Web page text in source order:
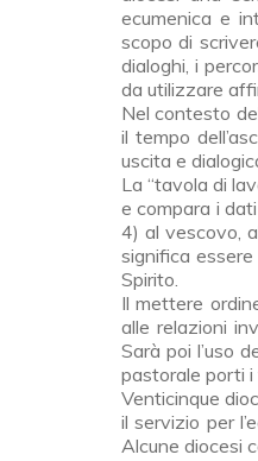
ecumenica e
scopo di
dialoghi, i
da utilizzare
Nel contesto
il tempo
uscita e
La “tavola di
e compara i
4) al vescovo,
significa
Spirito.
Il mettere
alle relazioni
Sarà poi l’uso
pastorale porti i
Venticinque
il servizio per
Alcune diocesi